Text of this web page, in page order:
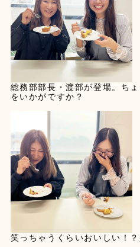
総務部部長・渡部が登場。ち
をいかがですか？
笑っちゃうくらいおいしい！？